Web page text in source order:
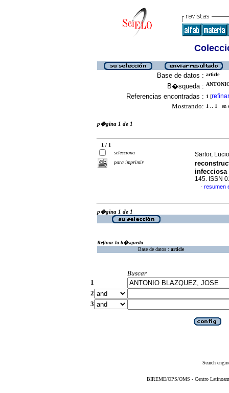
Base de datos : article
B�squeda :
Referencias encontradas : 1 [refinar
Mostrando: 1 .. 1 en
p�gina 1 de 1
1 / 1
selecciona
para imprimir
Sartor,
infecciosa
145. ISSN
· resumen
p�gina 1 de 1
Refinar la b�squeda
Base de datos : article
Buscar
1
2
3
Search
BIREME/OPS/OMS - Centro